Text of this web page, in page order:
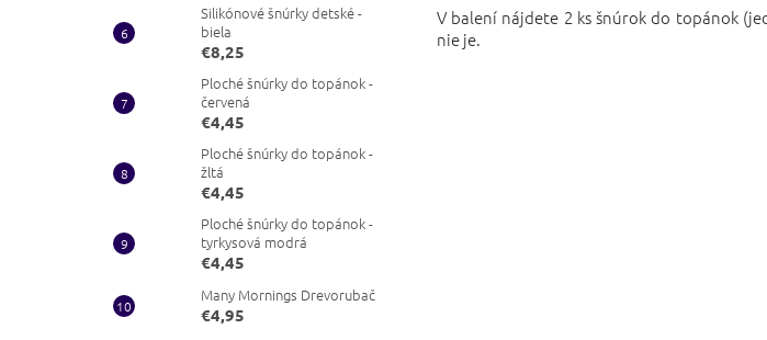
Silikónové šnúrky detské -
biela
€8,25
Ploché šnúrky do topánok -
červená
€4,45
Ploché šnúrky do topánok -
žltá
€4,45
Ploché šnúrky do topánok -
tyrkysová modrá
€4,45
Many Mornings Drevorubač
€4,95
V balení nájdete 2 ks šnúrok do topánok
nie je.